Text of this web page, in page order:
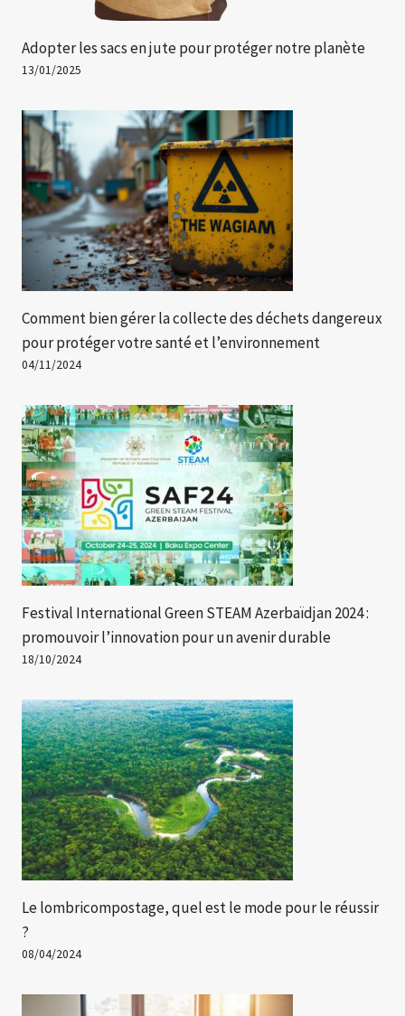
Adopter les sacs en jute pour protéger notre planète
13/01/2025
Comment bien gérer la collecte des déchets dangereux
pour protéger votre santé et l’environnement
04/11/2024
Festival International Green STEAM Azerbaïdjan 2024 :
promouvoir l’innovation pour un avenir durable
18/10/2024
Le lombricompostage, quel est le mode pour le réussir
?
08/04/2024